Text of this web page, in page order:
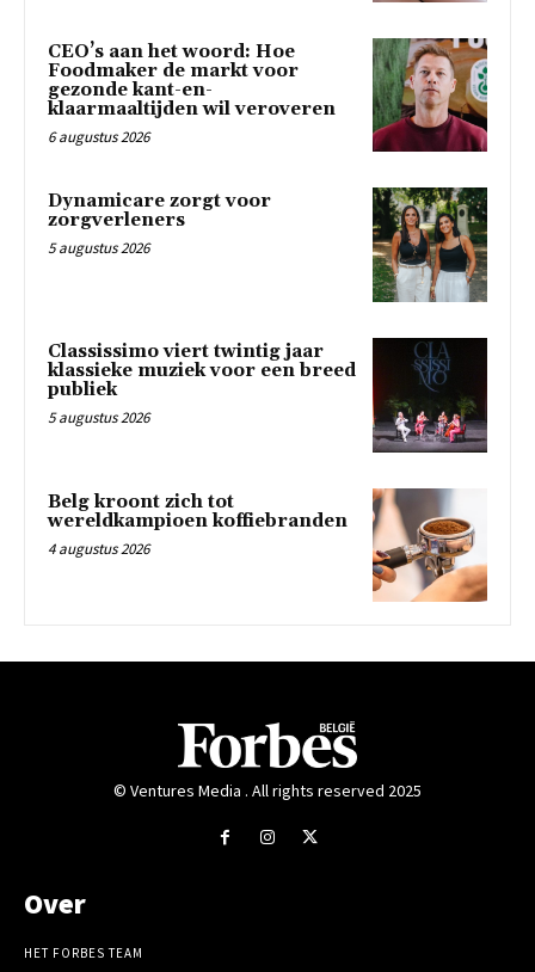
CEO’s aan het woord: Hoe
Foodmaker de markt voor
gezonde kant-en-
klaarmaaltijden wil veroveren
6 augustus 2026
Dynamicare zorgt voor
zorgverleners
5 augustus 2026
Classissimo viert twintig jaar
klassieke muziek voor een breed
publiek
5 augustus 2026
Belg kroont zich tot
wereldkampioen koffiebranden
4 augustus 2026
© Ventures Media . All rights reserved 2025
Over
HET FORBES TEAM